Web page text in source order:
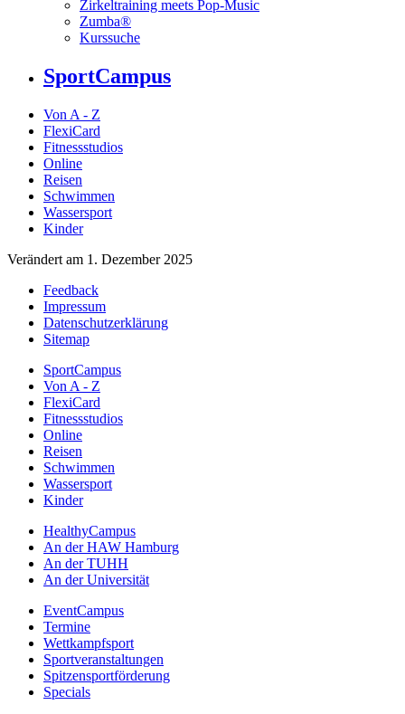
Zirkeltraining meets Pop-Music
Zumba®
Kurssuche
SportCampus
Von A - Z
FlexiCard
Fitnessstudios
Online
Reisen
Schwimmen
Wassersport
Kinder
Verändert am 1. Dezember 2025
Feedback
Impressum
Datenschutzerklärung
Sitemap
SportCampus
Von A - Z
FlexiCard
Fitnessstudios
Online
Reisen
Schwimmen
Wassersport
Kinder
HealthyCampus
An der HAW Hamburg
An der TUHH
An der Universität
EventCampus
Termine
Wettkampfsport
Sportveranstaltungen
Spitzensportförderung
Specials